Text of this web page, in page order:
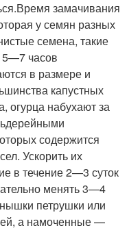
замачивания
у семян разных
семена, такие
5—7 часов
в размере и
капустных
огурца набухают за
содержится
Ускорить их
в течение 2—3 суток
менять 3—4
петрушки или
а намоченные —